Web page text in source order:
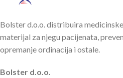
Bolster d.o.o. distribuira
materijal za njegu pacijenata,
opremanje ordinacija i ostale.
Bolster d.o.o.